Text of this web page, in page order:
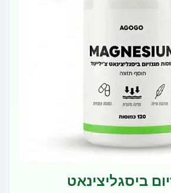
ביסגליצינאט